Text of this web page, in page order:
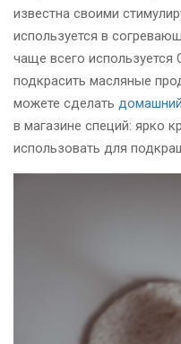
известна своими
используется в
чаще всего
подкрасить масляные
можете сделать
в магазине специй: ярко
использовать для